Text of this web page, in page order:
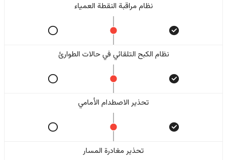
نظام مراقبة النقطة العمياء
نظام الكبح التلقائي في حالات الطوارئ
تحذير الاصطدام الأمامي
تحذير مغادرة المسار